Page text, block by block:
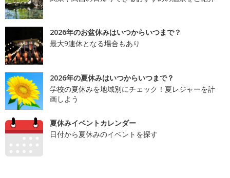
2026年のお盆休みはいつからいつまで？
最大9連休となる場合もあり
2026年の夏休みはいつからいつまで？
学校の夏休みを地域別にチェック！夏レジャーを計
画しよう
夏休みイベントカレンダー
日付から夏休みのイベントを探す